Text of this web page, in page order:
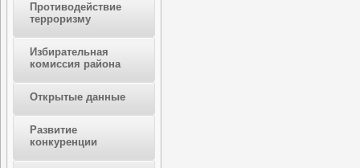
Противодействие
терроризму
Избирательная
комиссия района
Открытые данные
Развитие
конкуренции